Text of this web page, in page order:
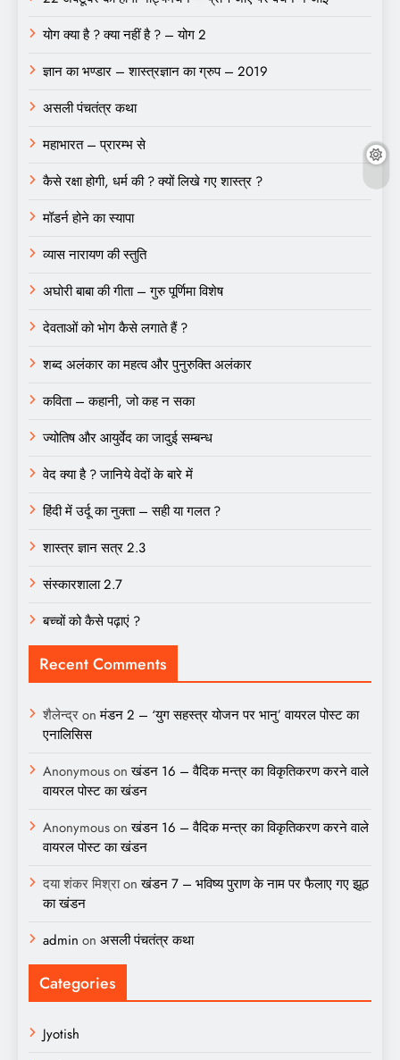
योग क्या है ? क्या नहीं है ? – योग 2
ज्ञान का भण्डार – शास्त्रज्ञान का ग्रुप – 2019
असली पंचतंत्र कथा
महाभारत – प्रारम्भ से
कैसे रक्षा होगी, धर्म की ? क्यों लिखे गए शास्त्र ?
मॉडर्न होने का स्यापा
व्यास नारायण की स्तुति
अघोरी बाबा की गीता – गुरु पूर्णिमा विशेष
देवताओं को भोग कैसे लगाते हैं ?
शब्द अलंकार का महत्व और पुनुरुक्ति अलंकार
कविता – कहानी, जो कह न सका
ज्योतिष और आयुर्वेद का जादुई सम्बन्ध
वेद क्या है ? जानिये वेदों के बारे में
हिंदी में उर्दू का नुक्ता – सही या गलत ?
शास्त्र ज्ञान सत्र 2.3
संस्कारशाला 2.7
बच्चों को कैसे पढ़ाएं ?
Recent Comments
शैलेन्द्रonमंडन 2 – ‘युग सहस्त्र योजन पर भानु’ वायरल पोस्ट का
एनालिसिस
Anonymousonखंडन 16 – वैदिक मन्त्र का विकृतिकरण करने वाले
वायरल पोस्ट का खंडन
Anonymousonखंडन 16 – वैदिक मन्त्र का विकृतिकरण करने वाले
वायरल पोस्ट का खंडन
दया शंकर मिश्राonखंडन 7 – भविष्य पुराण के नाम पर फैलाए गए झूठ
का खंडन
admin on असली पंचतंत्र कथा
Categories
Jyotish